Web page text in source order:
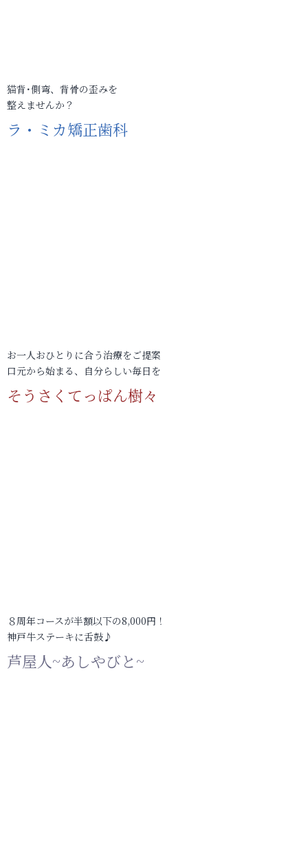
猫背･側弯、背骨の歪みを
整えませんか？
ラ・ミカ矯正歯科
お一人おひとりに合う治療をご提案
口元から始まる、自分らしい毎日を
そうさくてっぱん樹々
８周年コースが半額以下の8,000円！
神戸牛ステーキに舌鼓♪
芦屋人~あしやびと~